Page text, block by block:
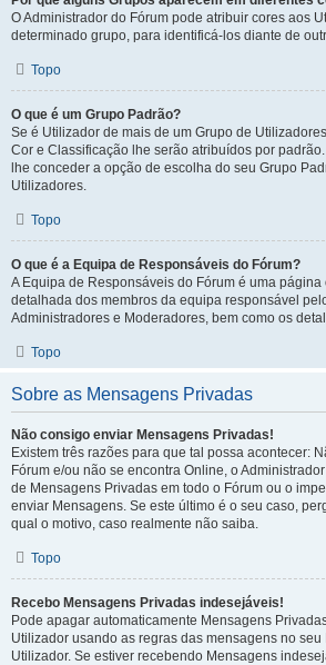
O Administrador do Fórum pode atribuir cores aos
determinado grupo, para identificá-los diante de
Topo
O que é um Grupo Padrão?
Se é Utilizador de mais de um Grupo de
Cor e Classificação lhe serão atribuídos por
lhe conceder a opção de escolha do seu Grupo
Utilizadores.
Topo
O que é a Equipa de Responsáveis do Fórum?
A Equipa de Responsáveis do Fórum é uma
detalhada dos membros da equipa responsável
Administradores e Moderadores, bem como os
Topo
Sobre as Mensagens Privadas
Não consigo enviar Mensagens Privadas!
Existem três razões para que tal possa acontecer:
Fórum e/ou não se encontra Online, o
de Mensagens Privadas em todo o Fórum ou o
enviar Mensagens. Se este último é o seu caso,
qual o motivo, caso realmente não saiba.
Topo
Recebo Mensagens Privadas indesejáveis!
Pode apagar automaticamente Mensagens
Utilizador usando as regras das mensagens no
Utilizador. Se estiver recebendo Mensagens